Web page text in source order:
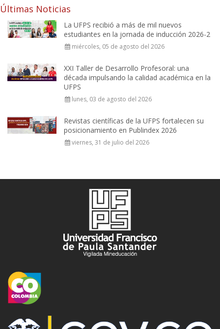
Últimas Noticias
La UFPS recibió a más de mil nuevos
estudiantes en la jornada de inducción 2026-2
miércoles, 05 de agosto del 2026
XXI Taller de Desarrollo Profesoral: una
década impulsando la calidad académica en la
UFPS
lunes, 03 de agosto del 2026
Revistas científicas de la UFPS fortalecen su
posicionamiento en Publindex 2026
viernes, 31 de julio del 2026